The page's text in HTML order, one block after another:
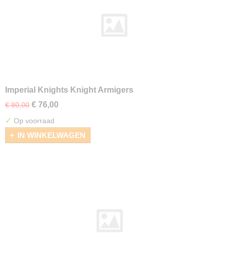
Imperial Knights Knight Armigers
€ 80,00 € 76,00
✓ Op voorraad
IN WINKELWAGEN